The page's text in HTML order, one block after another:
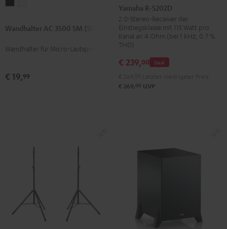
3500
(Stk.)
3500
(Stk.)
Wandhalter AC 3500 SM (Stk.)
Wandhalter für Micro-Lautsprecher
€ 19,99
S202D
Schwarz
Yamaha R-S202D
2.0-Stereo-Receiver der
Einstiegsklasse mit 115 Watt pro
Kanal an 4 Ohm (bei 1 kHz, 0.7 %
THD)
Deal
€ 239,00
€ 269, 00 UVP